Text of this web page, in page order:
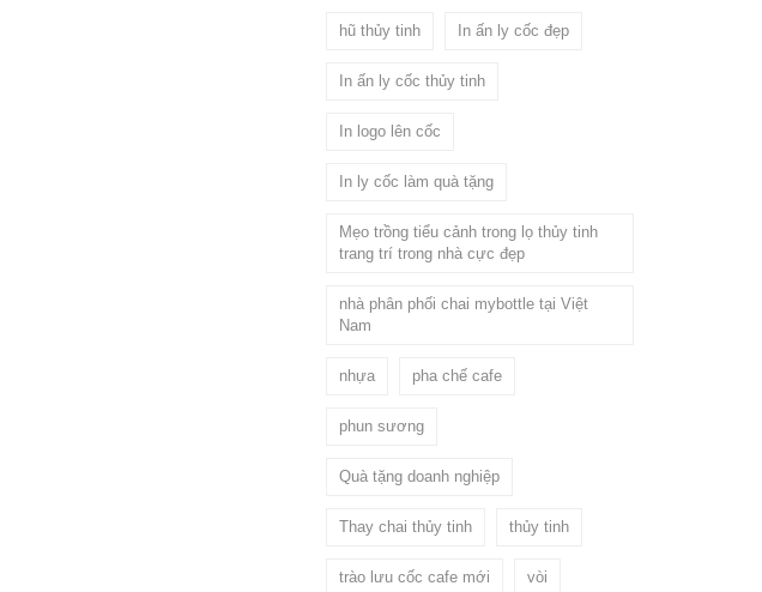
hũ thủy tinh In ấn ly cốc đẹp
In ấn ly cốc thủy tinh
In logo lên cốc
In ly cốc làm quà tặng
Mẹo trồng tiểu cảnh trong lọ thủy tinh
trang trí trong nhà cực đẹp
nhà phân phối chai mybottle tại Việt
Nam
nhựa pha chế cafe
phun sương
Quà tặng doanh nghiệp
Thay chai thủy tinh thủy tinh
trào lưu cốc cafe mới vòi